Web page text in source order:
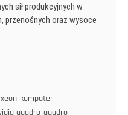
sił produkcyjnych w
przenośnych oraz wysoce
komputer
quadro quadro